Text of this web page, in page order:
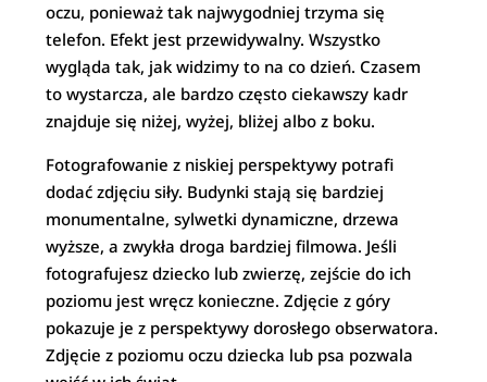
oczu, ponieważ tak najwygodniej trzyma się
telefon. Efekt jest przewidywalny. Wszystko
wygląda tak, jak widzimy to na co dzień. Czasem
to wystarcza, ale bardzo często ciekawszy kadr
znajduje się niżej, wyżej, bliżej albo z boku.
Fotografowanie z niskiej perspektywy potrafi
dodać zdjęciu siły. Budynki stają się bardziej
monumentalne, sylwetki dynamiczne, drzewa
wyższe, a zwykła droga bardziej filmowa. Jeśli
fotografujesz dziecko lub zwierzę, zejście do ich
poziomu jest wręcz konieczne. Zdjęcie z góry
pokazuje je z perspektywy dorosłego obserwatora.
Zdjęcie z poziomu oczu dziecka lub psa pozwala